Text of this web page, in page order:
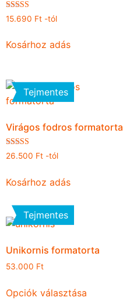
Értékelés:
4.63
15.690 Ft -tól
Kosárhoz adás
Tejmentes
Virágos fodros formatorta
Értékelés:
5.00
26.500 Ft -tól
Kosárhoz adás
Tejmentes
Unikornis formatorta
53.000 Ft
Opciók választása